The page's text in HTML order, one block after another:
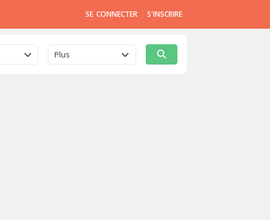
SE CONNECTER S'INSCRIRE
Plus